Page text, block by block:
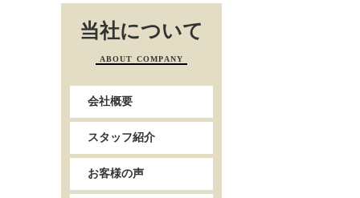
当社について
ABOUT COMPANY
会社概要
スタッフ紹介
お客様の声